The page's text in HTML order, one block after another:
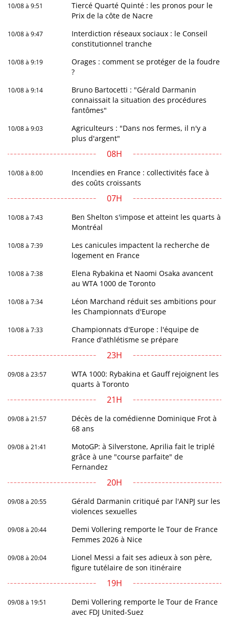
10/08 à 9:51
Tiercé Quarté Quinté : les pronos pour le
Prix de la côte de Nacre
10/08 à 9:47
Interdiction réseaux sociaux : le Conseil
constitutionnel tranche
10/08 à 9:19
Orages : comment se protéger de la foudre
?
10/08 à 9:14
Bruno Bartocetti : "Gérald Darmanin
connaissait la situation des procédures
fantômes"
10/08 à 9:03
Agriculteurs : "Dans nos fermes, il n'y a
plus d'argent"
08H
10/08 à 8:00
Incendies en France : collectivités face à
des coûts croissants
07H
10/08 à 7:43
Ben Shelton s'impose et atteint les quarts à
Montréal
10/08 à 7:39
Les canicules impactent la recherche de
logement en France
10/08 à 7:38
Elena Rybakina et Naomi Osaka avancent
au WTA 1000 de Toronto
10/08 à 7:34
Léon Marchand réduit ses ambitions pour
les Championnats d'Europe
10/08 à 7:33
Championnats d'Europe : l'équipe de
France d'athlétisme se prépare
23H
09/08 à 23:57
WTA 1000: Rybakina et Gauff rejoignent les
quarts à Toronto
21H
09/08 à 21:57
Décès de la comédienne Dominique Frot à
68 ans
09/08 à 21:41
MotoGP: à Silverstone, Aprilia fait le triplé
grâce à une "course parfaite" de
Fernandez
20H
09/08 à 20:55
Gérald Darmanin critiqué par l'ANPJ sur les
violences sexuelles
09/08 à 20:44
Demi Vollering remporte le Tour de France
Femmes 2026 à Nice
09/08 à 20:04
Lionel Messi a fait ses adieux à son père,
figure tutélaire de son itinéraire
19H
09/08 à 19:51
Demi Vollering remporte le Tour de France
avec FDJ United-Suez